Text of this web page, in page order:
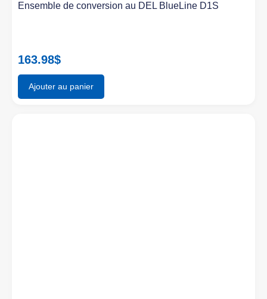
Ensemble de conversion au DEL BlueLine D1S
163.98$
Ajouter au panier